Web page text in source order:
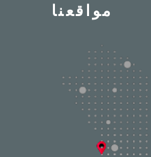
مواقعنا